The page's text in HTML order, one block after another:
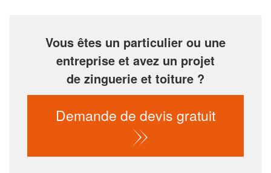
Vous êtes un particulier ou une
entreprise et avez un projet
de zinguerie et toiture ?
Demande de devis gratuit